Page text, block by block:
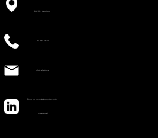
08911, Badalona
93 464 4670
info@e360.cat
Todas las novedades en LinkedIn.
¡Síguenos!